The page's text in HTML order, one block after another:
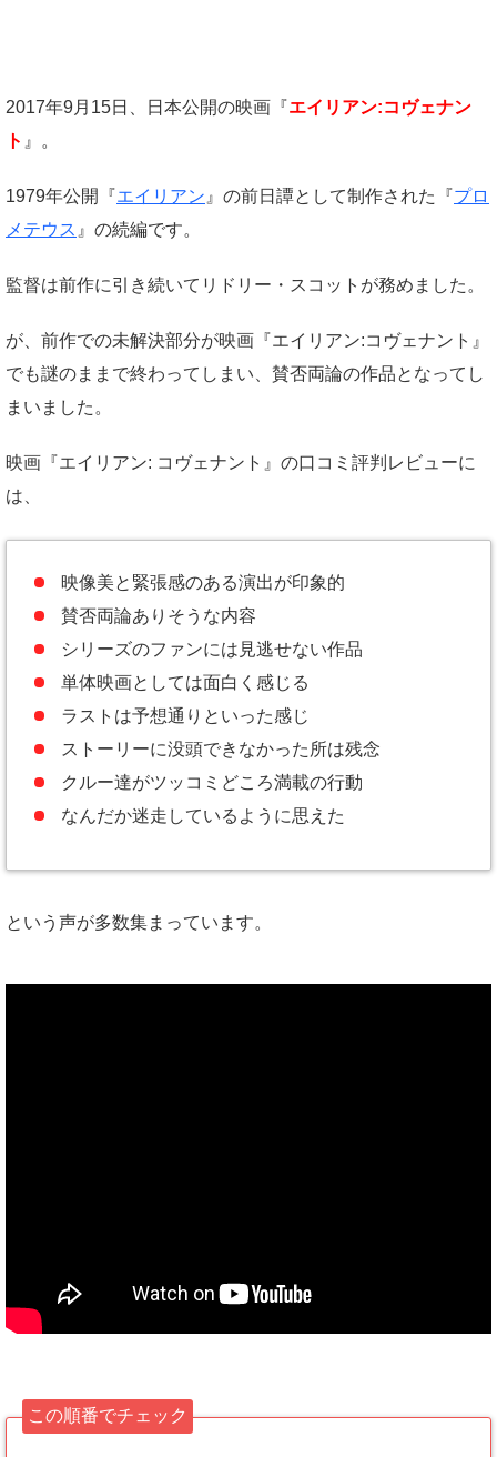
2017年9月15日、日本公開の映画『エイリアン:コヴェナン
ト 』。
1979年公開『エイリアン 』の前日譚として制作された『プロ
メテウス 』の続編です。
監督は前作に引き続いてリドリー・スコットが務めました。
が、前作での未解決部分が映画『エイリアン:コヴェナント』
でも謎のままで終わってしまい、賛否両論の作品となってし
まいました。
映画『エイリアン: コヴェナント』の口コミ評判レビューに
は、
映像美と緊張感のある演出が印象的
賛否両論ありそうな内容
シリーズのファンには見逃せない作品
単体映画としては面白く感じる
ラストは予想通りといった感じ
ストーリーに没頭できなかった所は残念
クルー達がツッコミどころ満載の行動
なんだか迷走しているように思えた
という声が多数集まっています。
この順番でチェック